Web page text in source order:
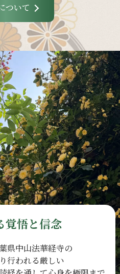
ついて
覚悟と信念
県中山法華経寺の
行われる厳しい